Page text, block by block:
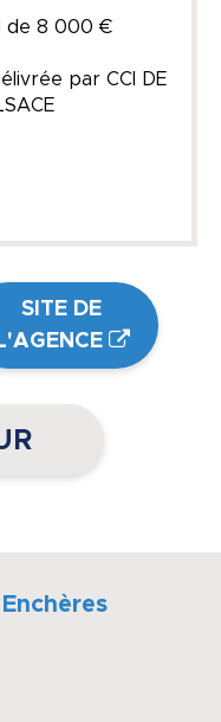
de 8 000 €
par CCI DE
SITE DE